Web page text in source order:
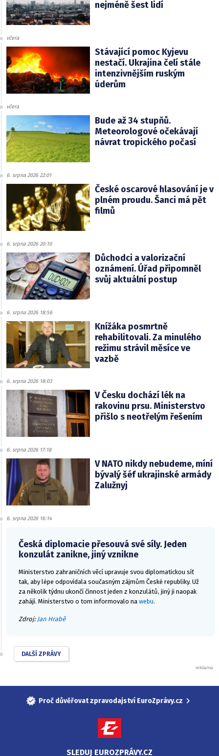
nejméně šest lidí
včera
Stávající pomoc Kyjevu
nestačí. Ukrajina čelí stále
intenzivnějším ruským
úderům
včera
Bude až 34 stupňů.
Meteorologové očekávají
návrat tropického počasí
6. srpna 2026 22:01
České oscarové hlasování je v
plném proudu. Šanci má pět
filmů
6. srpna 2026 20:10
Důchodci a valorizační
oznámení. Úřad připomněl
svůj aktuální postup
6. srpna 2026 18:56
Knížáka posmrtně
rehabilitovali. Za minulého
režimu strávil měsíce ve
vazbě
6. srpna 2026 18:03
V Česku dochází lék na
rakovinu prsu. Ministerstvo
přišlo s neotřelým řešením
6. srpna 2026 17:18
V NATO nikdy nebudeme, míní
bývalý šéf ukrajinské armády
Zalužnyj
6. srpna 2026 16:14
Česká diplomacie přesouvá své síly. Jeden
konzulát zanikne, jiný vznikne
Ministerstvo zahraničních věcí upravuje svou diplomatickou síť
tak, aby lépe odpovídala současným zájmům České republiky. Už
za několik týdnu ukončí činnost jeden z konzulátů, jiný ji naopak
zahájí. Ministerstvo o tom informovalo na webu.
Zdroj: Jan Hrabě
DALŠÍ ZPRÁVY
Proč důvěřovat zpravodajství EuroZprávy.cz
SLEDUJ EUROZPRÁVY.CZ